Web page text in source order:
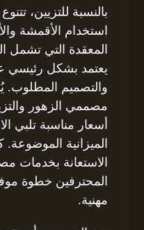
بالنسبة للتزيين،
استخدام الأقمشة
المعقدة التي تشمل
يعتمد بشكل رئيسي
والتصميم المطلوب.
مصممي الزهور
أسعار مناسبة تلبي
الميزانية
الاستعانة بخدمات
المحترفين خطوة
مهنية.